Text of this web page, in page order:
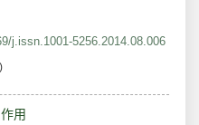
j.issn.1001-5256.2014.08.006
)
用